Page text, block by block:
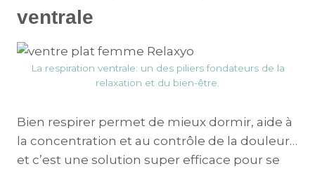
ventrale
La respiration ventrale: un des piliers fondateurs de la
relaxation et du bien-être.
Bien respirer permet de mieux dormir, aide à
la concentration et au contrôle de la douleur…
et c’est une solution super efficace pour se